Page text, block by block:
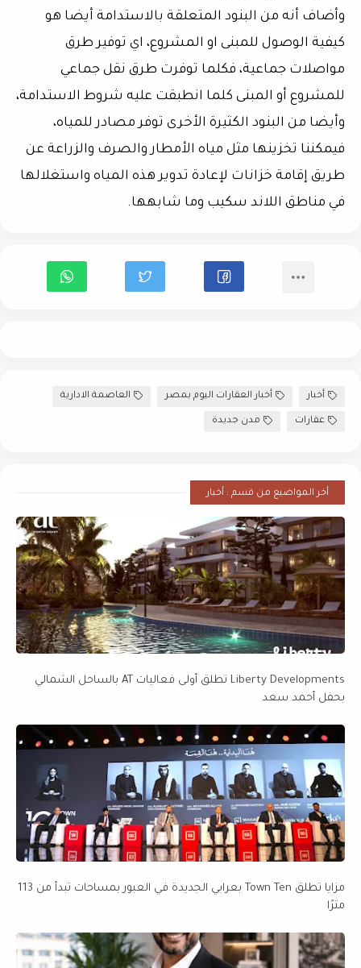
وأضاف أنه من البنود المتعلقة بالاستدامة أيضا هو
كيفية الوصول للمبنى او المشروع، اي توفير طرق
مواصلات جماعية، فكلما توفرت طرق نقل جماعي
للمشروع أو المبنى كلما انطبقت عليه شروط الاستدامة،
وأيضا من البنود الكثيرة الأخرى توفر مصادر للمياه،
فيمكننا تخزينها مثل مياه الأمطار والصرف والزراعة عن
طريق إقامة خزانات لإعادة تدوير هذه المياه واستغلالها
في مناطق اللاند سكيب وما شابهها.
أخبار أخبار العقارات اليوم بمصر العاصمة الادارية
عقارات مدن جديدة
أخر المواضيع من قسم : أخبار
Liberty Developments تطلق أولى فعاليات AT بالساحل الشمالي
بحفل أحمد سعد
مزايا تطلق Town Ten بعرابي الجديدة في العبور بمساحات تبدأ من 113
مترًا